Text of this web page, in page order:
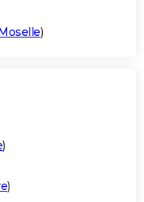
)
)
)